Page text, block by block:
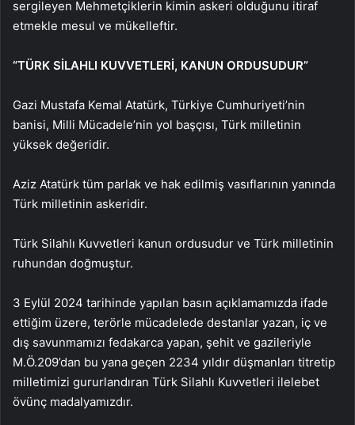
sergileyen Mehmetçiklerin kimin askeri olduğunu itiraf
etmekle mesul ve mükelleftir.
“TÜRK SİLAHLI KUVVETLERİ, KANUN ORDUSUDUR”
Gazi Mustafa Kemal Atatürk, Türkiye Cumhuriyeti’nin
banisi, Milli Mücadele’nin yol başçısı, Türk milletinin
yüksek değeridir.
Aziz Atatürk tüm parlak ve hak edilmiş vasıflarının yanında
Türk milletinin askeridir.
Türk Silahlı Kuvvetleri kanun ordusudur ve Türk milletinin
ruhundan doğmuştur.
3 Eylül 2024 tarihinde yapılan basın açıklamamızda ifade
ettiğim üzere, terörle mücadelede destanlar yazan, iç ve
dış savunmamızı fedakarca yapan, şehit ve gazileriyle
M.Ö.209’dan bu yana geçen 2234 yıldır düşmanları titretip
milletimizi gururlandıran Türk Silahlı Kuvvetleri ilelebet
övünç madalyamızdır.